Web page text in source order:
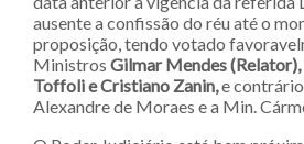
ausente a confissão do réu até o
proposição, tendo votado
Ministros Gilmar Mendes (Relator),
Toffoli e Cristiano Zanin,e
Alexandre de Moraes e a Min.